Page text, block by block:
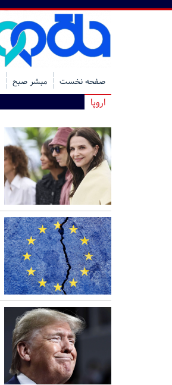
صفحه نخست مبشر صبح
اروپا